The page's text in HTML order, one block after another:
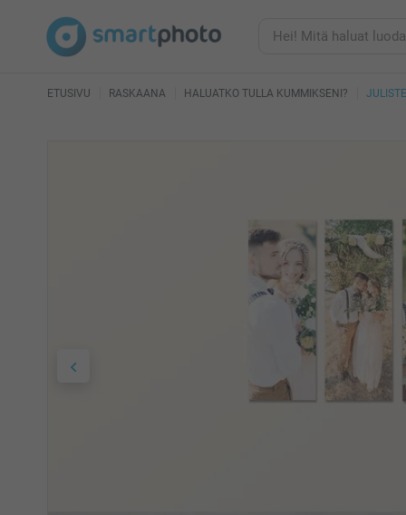
ETUSIVU RASKAANA HALUATKO TULLA KUMMIKSENI?